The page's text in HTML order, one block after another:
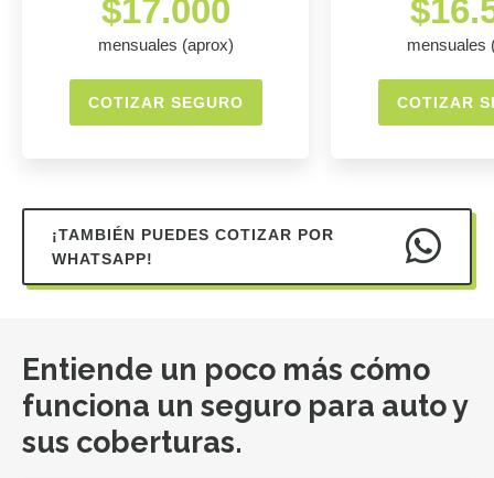
$17.000
mensuales (aprox)
COTIZAR SEGURO
mensuales
COTIZAR
¡TAMBIÉN PUEDES COTIZAR POR
WHATSAPP!
Entiende un poco más cómo
funciona un seguro para auto y
sus coberturas.